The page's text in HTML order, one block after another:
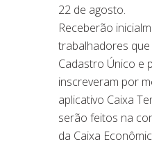
22 de agosto.
Receberão
trabalhadores
Cadastro Único e
inscreveram por
aplicativo Caixa
serão feitos na
da Caixa